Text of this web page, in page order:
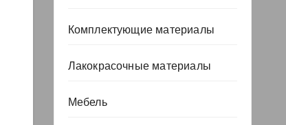
Комплектующие материалы
Лакокрасочные материалы
Мебель